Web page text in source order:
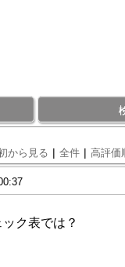
から見る | 全件 | 高評価
ク表では？